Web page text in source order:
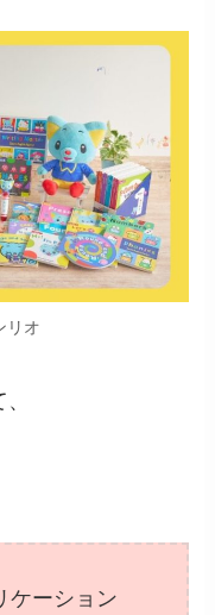
リオ
ケーション